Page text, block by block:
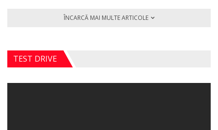
ÎNCARCĂ MAI MULTE ARTICOLE
TEST DRIVE